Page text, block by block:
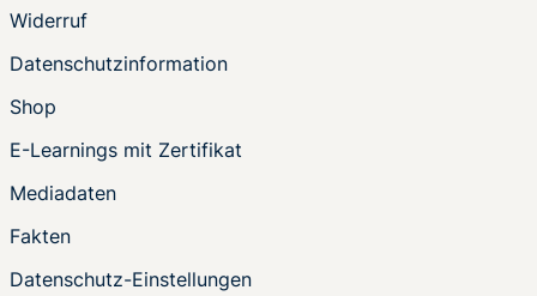
Widerruf
Datenschutzinformation
Shop
E-Learnings mit Zertifikat
Mediadaten
Fakten
Datenschutz-Einstellungen